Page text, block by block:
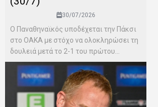
30/07/2026
Ο Παναθηναϊκός υποδέχεται την Πάκσι
στο ΟΑΚΑ με στόχο να ολοκληρώσει τη
δουλειά μετά το 2-1 του πρώτου...